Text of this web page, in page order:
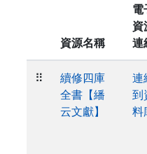
資源名稱
電
資
連
⠿
續修四庫
全書【繙
云文獻】
連
到
料